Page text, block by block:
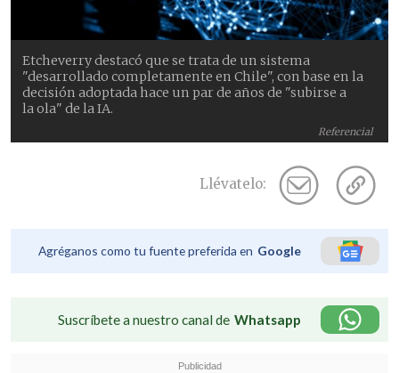
Referencial
Etcheverry destacó que se trata de un sistema
"desarrollado completamente en Chile", con base en la
decisión adoptada hace un par de años de "subirse a
la ola" de la IA.
Llévatelo:
Agréganos como tu fuente preferida en Google
Suscríbete a nuestro canal de Whatsapp